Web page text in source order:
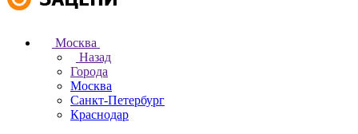
Москва
Назад
Города
Москва
Санкт-Петербург
Краснодар